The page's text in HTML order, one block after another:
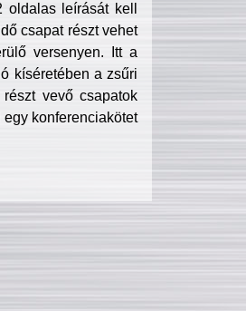
leírását kell
csapat részt vehet
versenyen. Itt a
kíséretében a zsűri
vevő csapatok
konferenciakötet